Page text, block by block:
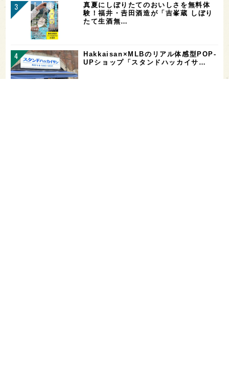
真夏にしぼりたてのおいしさを無料体
験！福井・𠮷田酒造が「吉峯蔵 しぼり
たて生酒無…
Hakkaisan×MLBのリアル体感型POP-
UPショップ「スタンドハッカイサ…